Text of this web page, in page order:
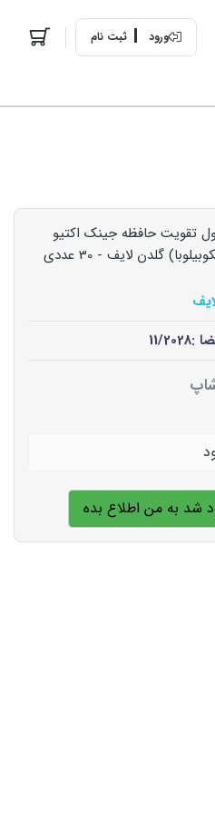
ورود ثبت نام
تقویت حافظه جینک اکتیو
گلدن لایف - 30 عددی
:
11/2028
شد به من اطلاع بده